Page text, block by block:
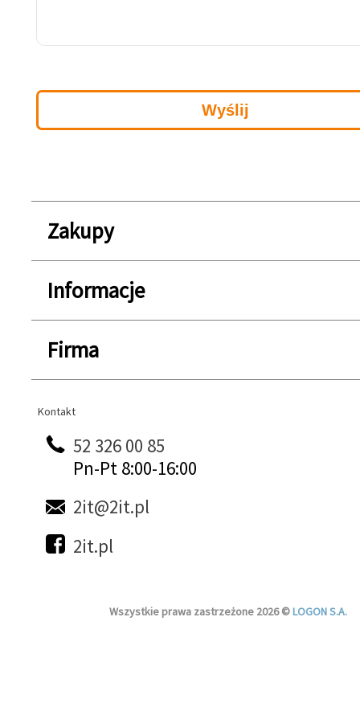
Zakupy
Informacje
Firma
Kontakt
Kontakt
52 326 00 85
Pn-Pt 8:00-16:00
2it@2it.pl
2it.pl
Wszystkie prawa zastrzeżone 2026 ©LOGON S.A.